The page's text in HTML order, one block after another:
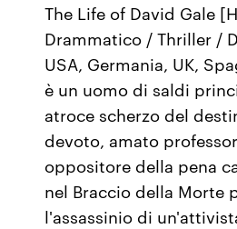
The Life of David Gale
Drammatico / Thriller /
USA, Germania, UK,
è un uomo di saldi
atroce scherzo del
devoto, amato
oppositore della pena
nel Braccio della Morte
l'assassinio di